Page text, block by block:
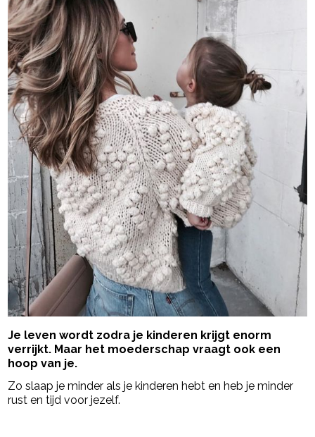
Je leven wordt zodra je kinderen krijgt enorm
verrijkt. Maar het moederschap vraagt ook een
hoop van je.
Zo slaap je minder als je kinderen hebt en heb je minder
rust en tijd voor jezelf.